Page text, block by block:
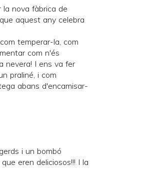
la nova fàbrica de
aquest any celebra
temperar-la, com
com n'és
nevera! I ens va fer
praliné, i com
abans d'encamisar-
i un bombó
eren deliciosos!!! I la